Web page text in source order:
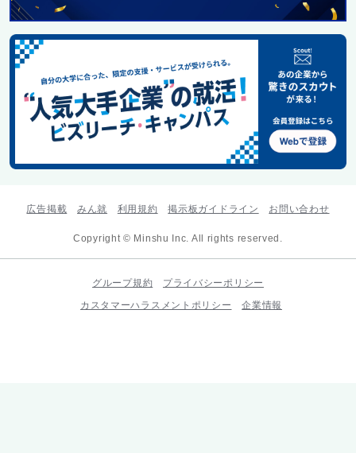
広告掲載 みん就 利用規約 掲示板ガイドライン お問い合わせ
Copyright © Minshu Inc. All rights reserved.
グループ規約
プライバシーポリシー
カスタマーハラスメントポリシー
企業情報